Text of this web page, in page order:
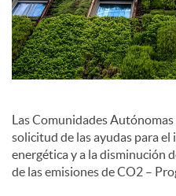
d
e
s
S
Las Comunidades
solicitud de las ayudas para
energética y a la disminución
de las emisiones de CO2 –